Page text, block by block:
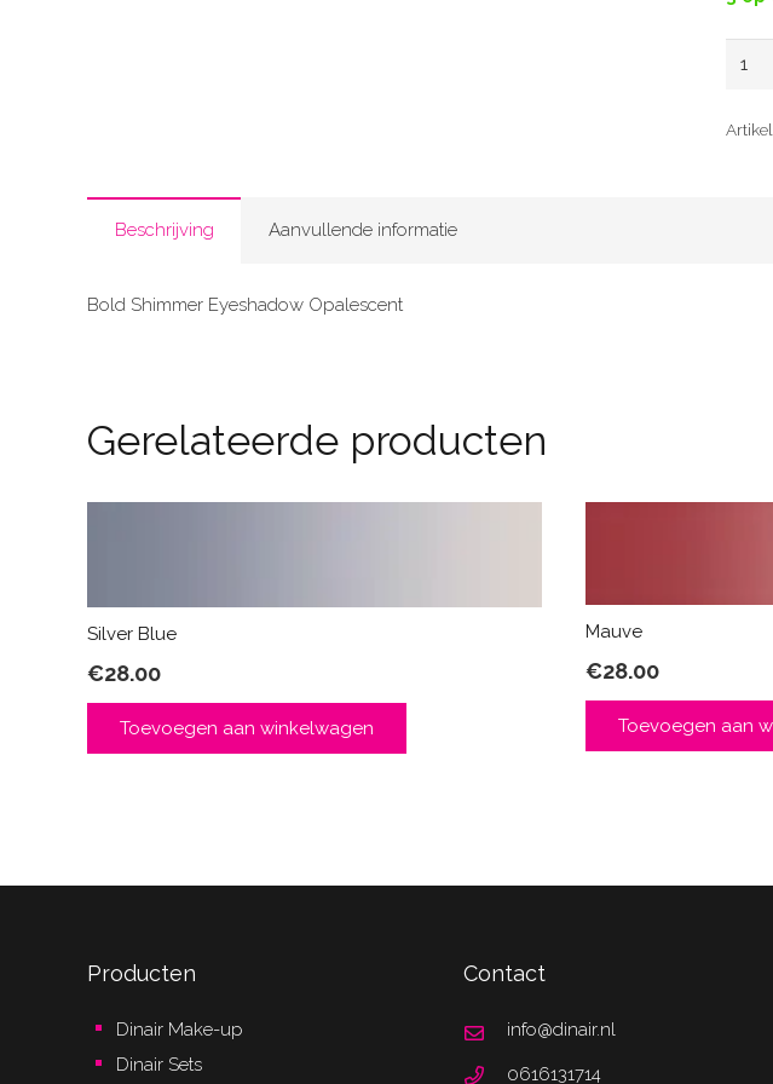
Beschrijving Aanvullende informatie
Bold Shimmer Eyeshadow Opalescent
Gerelateerde producten
Silver Blue
€28.00
Toevoegen aan winkelwagen
Mauve
€28.00
Toevoegen aan
Producten
Dinair Make-up
Dinair Sets
Contact
info@dinair.nl
0616131714